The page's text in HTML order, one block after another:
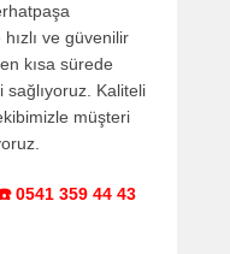
ve güvenilir
kısa sürede
sağlıyoruz. Kaliteli
müşteri
0541 359 44 43